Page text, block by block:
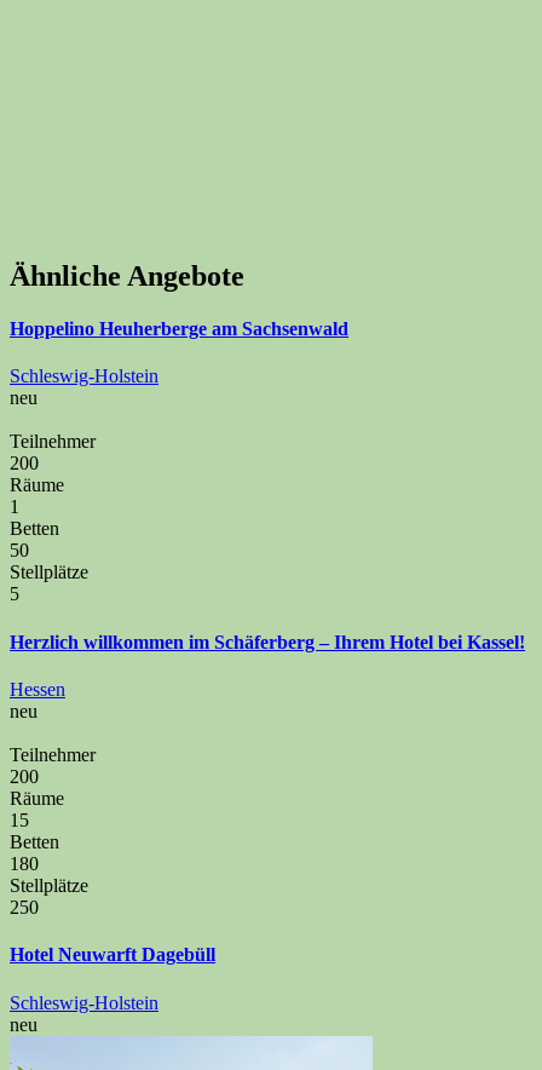
Ähnliche Angebote
Hoppelino Heuherberge am Sachsenwald
Schleswig-Holstein
neu
Teilnehmer
200
Räume
1
Betten
50
Stellplätze
5
Herzlich willkommen im Schäferberg – Ihrem Hotel bei Kassel!
Hessen
neu
Teilnehmer
200
Räume
15
Betten
180
Stellplätze
250
Hotel Neuwarft Dagebüll
Schleswig-Holstein
neu